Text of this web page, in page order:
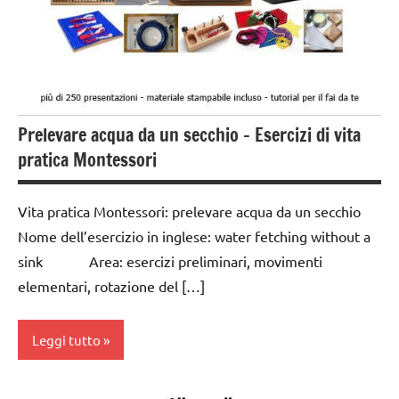
MONTESSORI
TUTTI GLI
PER ETA'
TUTTI GLI
ARTICOLI
VITA
PRATICA
Prelevare acqua da un secchio – Esercizi di vita
pratica Montessori
Vita pratica Montessori: prelevare acqua da un secchio
Nome dell’esercizio in inglese: water fetching without a
sink Area: esercizi preliminari, movimenti
elementari, rotazione del […]
Leggi tutto